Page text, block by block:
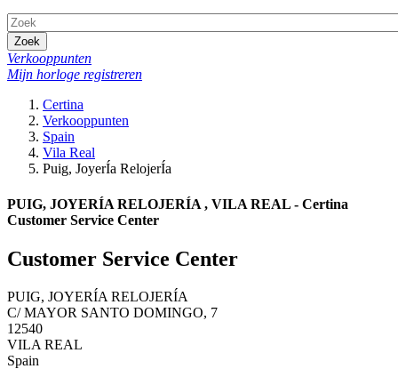
Zoek
Verkooppunten
Mijn horloge registreren
Certina
Verkooppunten
Spain
Vila Real
Puig, JoyerÍa RelojerÍa
PUIG, JOYERÍA RELOJERÍA , VILA REAL - Certina
Customer Service Center
Customer Service Center
PUIG, JOYERÍA RELOJERÍA
C/ MAYOR SANTO DOMINGO, 7
12540
VILA REAL
Spain